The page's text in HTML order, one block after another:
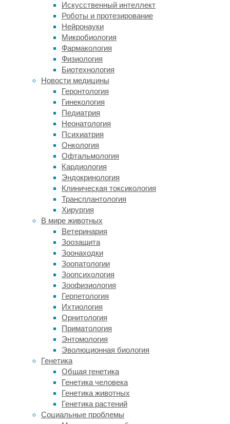
Искусственный интеллект
Роботы и протезирование
Нейронауки
Микробиология
Фармакология
Физиология
Биотехнология
Новости медицины
Геронтология
Гинекология
Педиатрия
Неонатология
Психиатрия
Онкология
Офтальмология
Кардиология
Эндокринология
Клиническая токсикология
Трансплантология
Хирургия
В мире животных
Ветеринария
Зоозащита
Зоонаходки
Зоопатологии
Зоопсихология
Зоофизиология
Герпетология
Ихтиология
Орнитология
Приматология
Энтомология
Эволюционная биология
Генетика
Общая генетика
Генетика человека
Генетика животных
Генетика растений
Социальные проблемы
биодоступную
форму
называется
азотфиксацией.
Сейчас
этим
занимаются
микроорганизмы
или
азотные
удобрения,
но
до
возникновения
жизни
роль
азотфиксатора
гипотетически
была
у
нескольких
явлений
—
том
числе
грозовых
вулканических
молний.
Возможность
такой
азотфиксации
доказывалась
лабораторных